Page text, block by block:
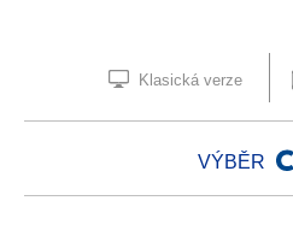
Klasická verze
VÝBĚR